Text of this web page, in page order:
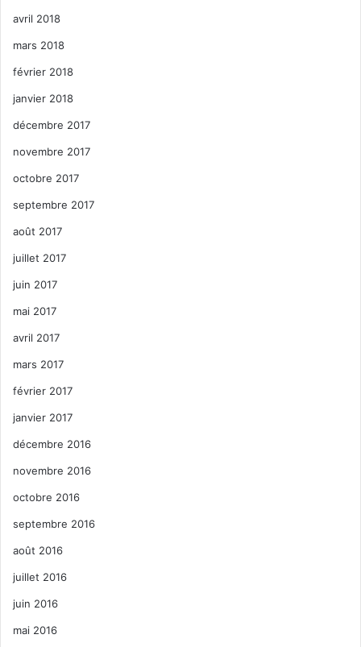
avril 2018
mars 2018
février 2018
janvier 2018
décembre 2017
novembre 2017
octobre 2017
septembre 2017
août 2017
juillet 2017
juin 2017
mai 2017
avril 2017
mars 2017
février 2017
janvier 2017
décembre 2016
novembre 2016
octobre 2016
septembre 2016
août 2016
juillet 2016
juin 2016
mai 2016